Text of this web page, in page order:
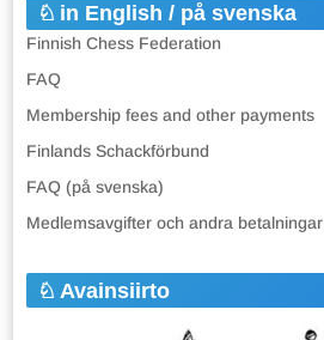
in English / på svenska
Finnish Chess Federation
FAQ
Membership fees and other payments
Finlands Schackförbund
FAQ (på svenska)
Medlemsavgifter och andra betalningar
Avainsiirto